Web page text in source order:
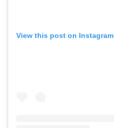
View this post on Instagram